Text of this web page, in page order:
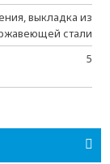
выкладка из
стали
5